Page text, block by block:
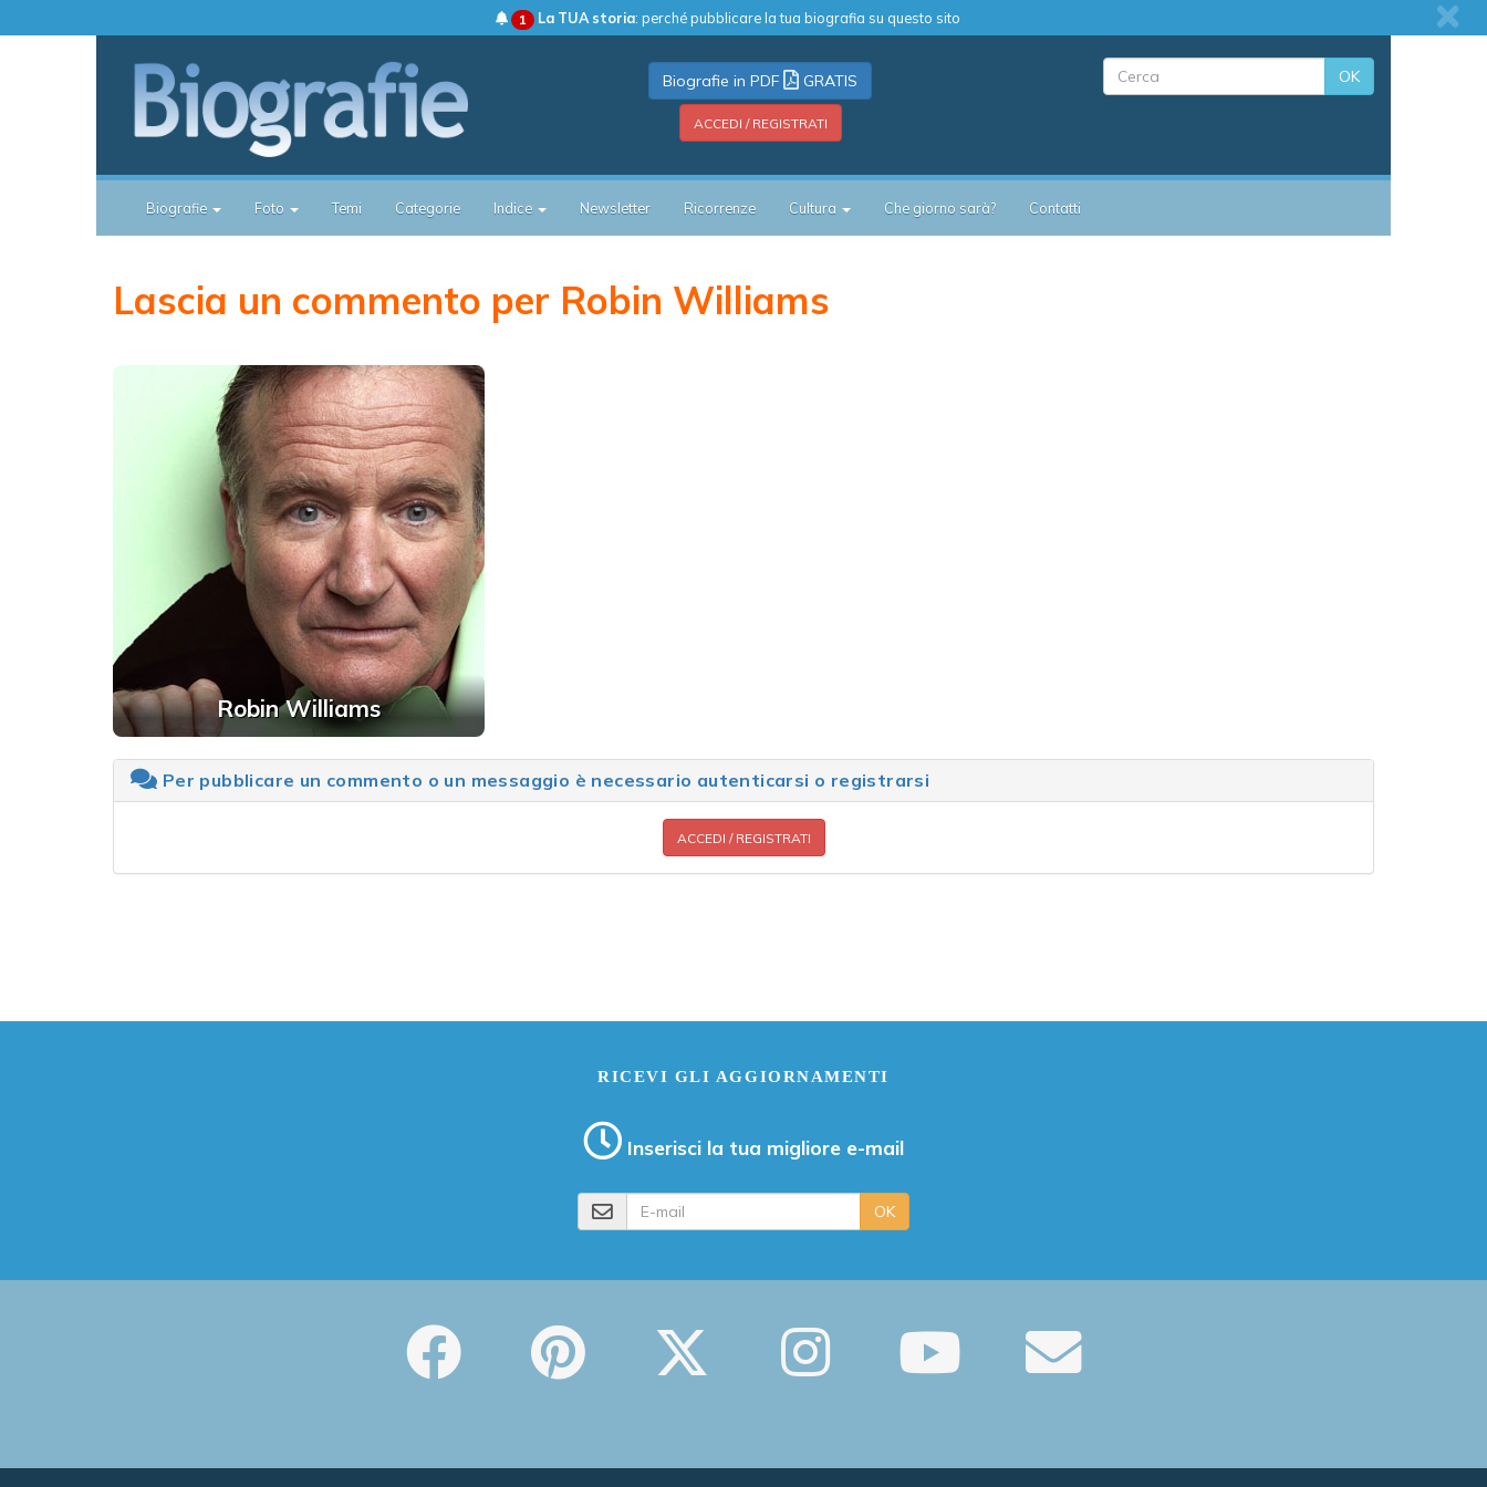
1 La TUA storia: perché pubblicare la tua biografia su questo sito
Biografie in PDF GRATIS
ACCEDI / REGISTRATI
OK
Biografie Foto Temi Categorie Indice Newsletter Ricorrenze Cultura Che giorno sarà? Contatti
Lascia un commento per Robin Williams
Robin Williams
Per pubblicare un commento o un messaggio è necessario autenticarsi o registrarsi
ACCEDI / REGISTRATI
RICEVI GLI AGGIORNAMENTI
Inserisci la tua migliore e-mail
OK